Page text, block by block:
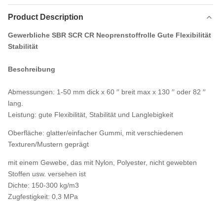
Product Description
Gewerbliche SBR SCR CR Neoprenstoffrolle Gute Flexibilität
Stabilität
Beschreibung
Abmessungen: 1-50 mm dick x 60 ′′ breit max x 130 ′′ oder 82 ′′
lang.
Leistung: gute Flexibilität, Stabilität und Langlebigkeit
Oberfläche: glatter/einfacher Gummi, mit verschiedenen
Texturen/Mustern geprägt
mit einem Gewebe, das mit Nylon, Polyester, nicht gewebten
Stoffen usw. versehen ist
Dichte: 150-300 kg/m3
Zugfestigkeit: 0,3 MPa